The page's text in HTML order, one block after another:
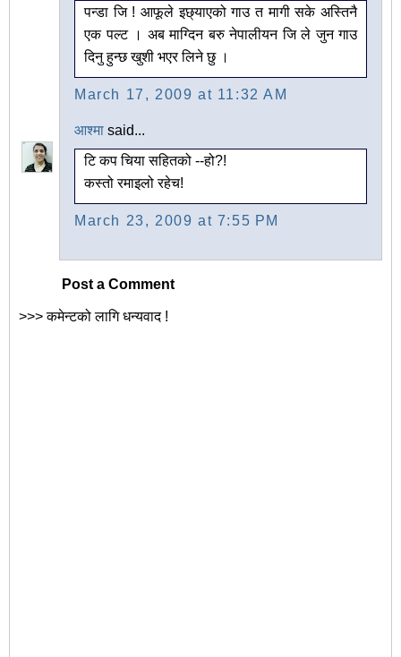
पन्डा जि ! आफूले इछ्याएको गाउ त मागी सके अस्तिनै
एक पल्ट । अब माग्दिन बरु नेपालीयन जि ले जुन गाउ
दिनु हुन्छ खुशी भएर लिने छु ।
March 17, 2009 at 11:32 AM
आश्मा said...
टि कप चिया सहितको --हो?!
कस्तो रमाइलो रहेच!
March 23, 2009 at 7:55 PM
Post a Comment
>>> कमेन्टको लागि धन्यवाद !